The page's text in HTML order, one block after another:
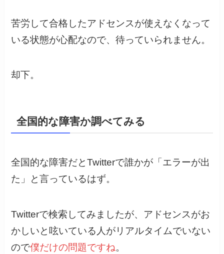
苦労して合格したアドセンスが使えなくなって
いる状態が心配なので、待っていられません。
却下。
全国的な障害か調べてみる
全国的な障害だとTwitterで誰かが「エラーが出
た」と言っているはず。
Twitterで検索してみましたが、アドセンスがお
かしいと呟いている人がリアルタイムでいない
ので僕だけの問題ですね。